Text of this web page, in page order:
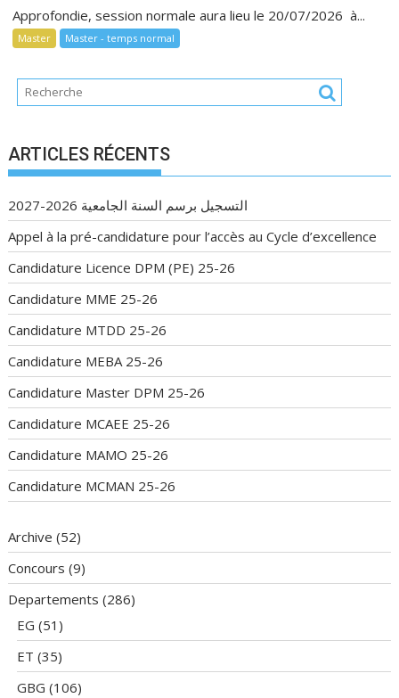
Approfondie, session normale aura lieu le 20/07/2026 à...
Master Master - temps normal
ARTICLES RÉCENTS
التسجيل برسم السنة الجامعية 2026-2027
Appel à la pré-candidature pour l’accès au Cycle d’excellence
Candidature Licence DPM (PE) 25-26
Candidature MME 25-26
Candidature MTDD 25-26
Candidature MEBA 25-26
Candidature Master DPM 25-26
Candidature MCAEE 25-26
Candidature MAMO 25-26
Candidature MCMAN 25-26
Archive (52)
Concours (9)
Departements (286)
EG (51)
ET (35)
GBG (106)